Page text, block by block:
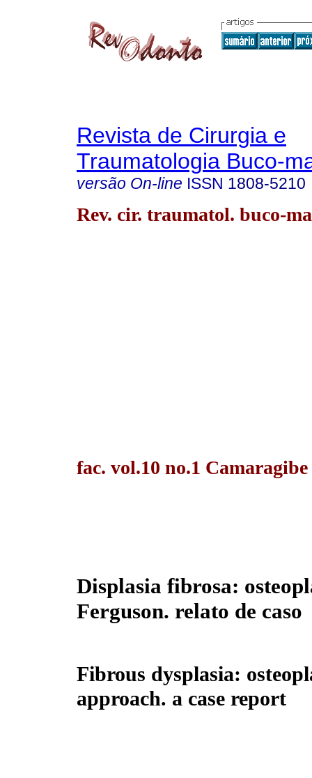
Revista de Cirurgia e
Traumatologia Buco-
versão On-line ISSN 1808-5210
Rev. cir. traumatol. buco-
fac. vol.10 no.1
Displasia fibrosa:
Ferguson. relato de caso
Fibrous dysplasia:
approach. a case report